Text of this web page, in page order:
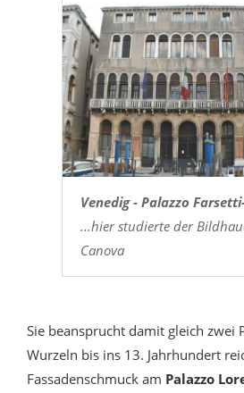
Venedig - Palazzo
...hier studierte der
Canova
Sie beansprucht damit gleich zwei
Wurzeln bis ins 13. Jahrhundert
Fassadenschmuck am Palazzo